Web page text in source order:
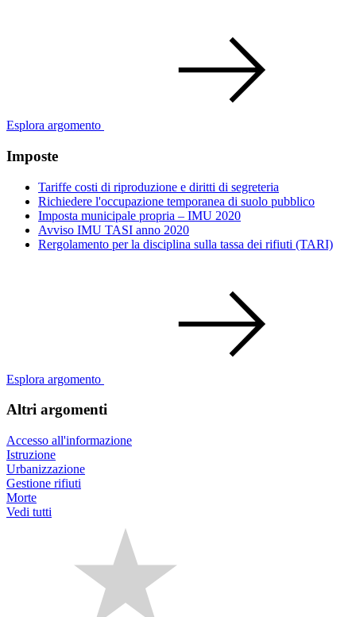
Esplora argomento
Imposte
Tariffe costi di riproduzione e diritti di segreteria
Richiedere l'occupazione temporanea di suolo pubblico
Imposta municipale propria – IMU 2020
Avviso IMU TASI anno 2020
Rergolamento per la disciplina sulla tassa dei rifiuti (TARI)
Esplora argomento
Altri argomenti
Accesso all'informazione
Istruzione
Urbanizzazione
Gestione rifiuti
Morte
Vedi tutti